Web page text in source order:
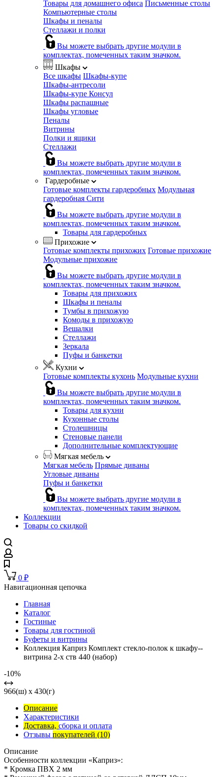
Товары для домашнего офиса Письменные столы
Компьютерные столы
Шкафы и пеналы
Стеллажи и полки
Вы можете выбрать другие модули в
комплектах, помеченных таким значком.
Шкафы
Все шкафы Шкафы-купе
Шкафы-антресоли
Шкафы-купе Консул
Шкафы распашные
Шкафы угловые
Пеналы
Витрины
Полки и ящики
Стеллажи
Вы можете выбрать другие модули в
комплектах, помеченных таким значком.
Гардеробные
Готовые комплекты гардеробных Модульная
гардеробная Сити
Вы можете выбрать другие модули в
комплектах, помеченных таким значком.
Товары для гардеробных
Прихожие
Готовые комплекты прихожих Готовые прихожие
Модульные прихожие
Вы можете выбрать другие модули в
комплектах, помеченных таким значком.
Товары для прихожих
Шкафы и пеналы
Тумбы в прихожую
Комоды в прихожую
Вешалки
Стеллажи
Зеркала
Пуфы и банкетки
Кухни
Готовые комплекты кухонь Модульные кухни
Вы можете выбрать другие модули в
комплектах, помеченных таким значком.
Товары для кухни
Кухонные столы
Столешницы
Стеновые панели
Дополнительные комплектующие
Мягкая мебель
Мягкая мебель Прямые диваны
Угловые диваны
Пуфы и банкетки
Вы можете выбрать другие модули в
комплектах, помеченных таким значком.
Коллекции
Товары со скидкой
0 ₽
Навигационная цепочка
Главная
Каталог
Гостиные
Товары для гостиной
Буфеты и витрины
Коллекция Каприз Комплект стекло-полок к шкафу--
витрина 2-х ств 440 (набор)
-10%
966(ш) x 430(г)
Описание
Характеристики
Доставка, сборка и оплата
Отзывы покупателей (10)
Описание
Особенности коллекции «Каприз»:
* Кромка ПВХ 2 мм